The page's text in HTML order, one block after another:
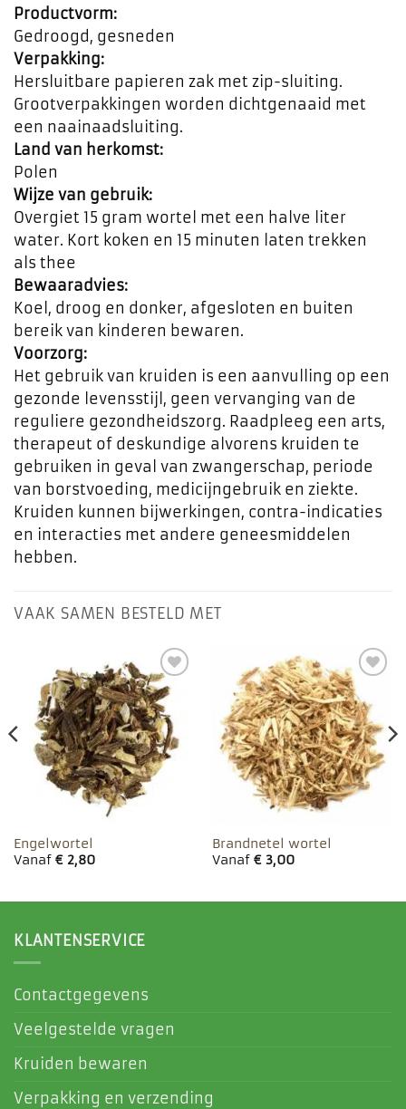
Productvorm:
Gedroogd, gesneden
Verpakking:
Hersluitbare papieren zak met zip-sluiting.
Grootverpakkingen worden dichtgenaaid met
een naainaadsluiting.
Land van herkomst:
Polen
Wijze van gebruik:
Overgiet 15 gram wortel met een halve liter
water. Kort koken en 15 minuten laten trekken
als thee
Bewaaradvies:
Koel, droog en donker, afgesloten en buiten
bereik van kinderen bewaren.
Voorzorg:
Het gebruik van kruiden is een aanvulling op een
gezonde levensstijl, geen vervanging van de
reguliere gezondheidszorg. Raadpleeg een arts,
therapeut of deskundige alvorens kruiden te
gebruiken in geval van zwangerschap, periode
van borstvoeding, medicijngebruik en ziekte.
Kruiden kunnen bijwerkingen, contra-indicaties
en interacties met andere geneesmiddelen
hebben.
VAAK SAMEN BESTELD MET
Toevoegen
aan
favorieten
Engelwortel
Vanaf €2,80
Toevoegen
aan
favorieten
Brandnetel wortel
Vanaf €3,00
KLANTENSERVICE
Contactgegevens
Veelgestelde vragen
Kruiden bewaren
Verpakking en verzending